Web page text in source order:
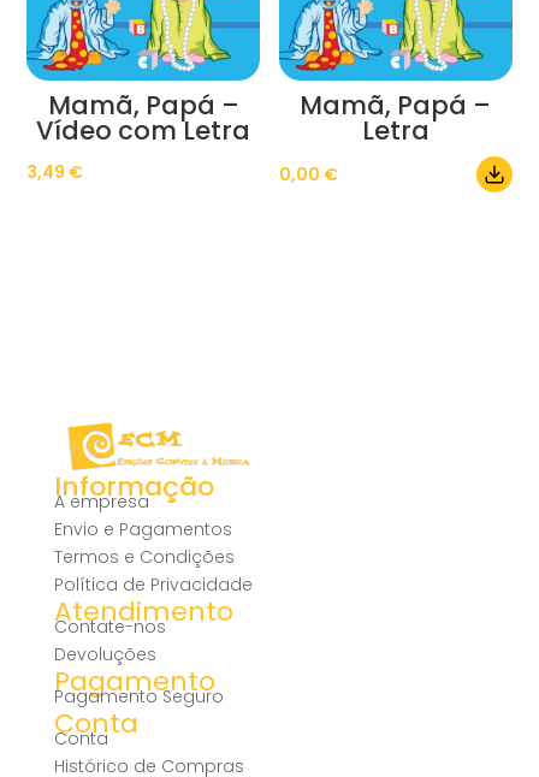
Mamã, Papá –
Vídeo com Letra
3,49 €
Mamã, Papá –
Letra
0,00 €
Informação
A empresa
Envio e Pagamentos
Termos e Condições
Política de Privacidade
Atendimento
Contate-nos
Devoluções
Pagamento
Pagamento Seguro
Conta
Conta
Histórico de Compras